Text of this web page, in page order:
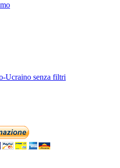
Ucraino senza filtri